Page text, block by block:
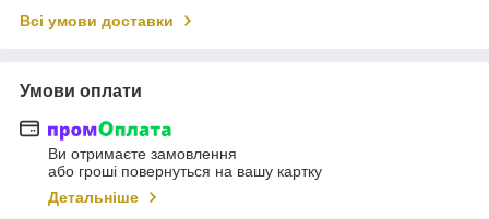
Всі умови доставки
Умови оплати
Ви отримаєте замовлення
або гроші повернуться на вашу картку
Детальніше